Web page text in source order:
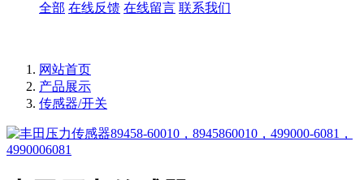
全部 在线反馈 在线留言 联系我们
网站首页
产品展示
传感器/开关